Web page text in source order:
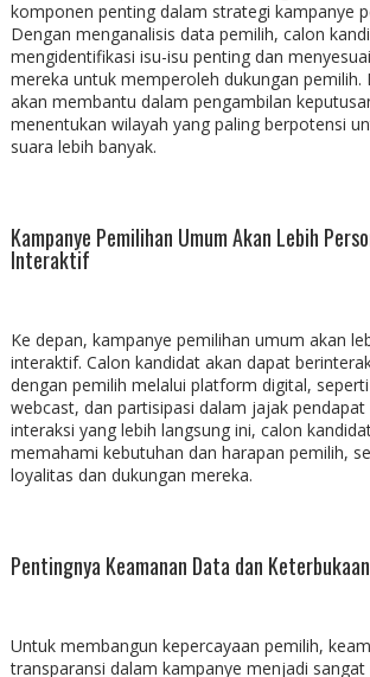
komponen penting dalam strategi kampanye
Dengan menganalisis data pemilih, calon
mengidentifikasi isu-isu penting dan
mereka untuk memperoleh dukungan pemilih.
akan membantu dalam pengambilan
menentukan wilayah yang paling berpotensi
suara lebih banyak.
Kampanye Pemilihan Umum Akan Lebih
Interaktif
Ke depan, kampanye pemilihan umum akan
interaktif. Calon kandidat akan dapat
dengan pemilih melalui platform digital,
webcast, dan partisipasi dalam jajak pendapat
interaksi yang lebih langsung ini, calon
memahami kebutuhan dan harapan pemilih,
loyalitas dan dukungan mereka.
Pentingnya Keamanan Data dan
Untuk membangun kepercayaan pemilih,
transparansi dalam kampanye menjadi